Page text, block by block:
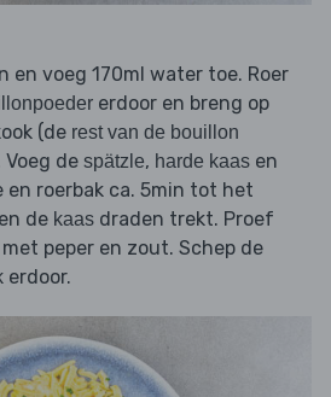
en voeg 170ml water toe. Roer
erdoor en breng op
(de rest van de bouillon
de spätzle, harde kaas en
en roerbak ca. 5min tot het
de kaas draden trekt. Proef
peper en zout. Schep de
erdoor.